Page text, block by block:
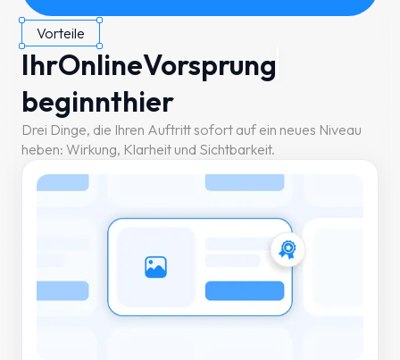
Vorteile
IhrOnlineVorsprung
beginnthier
Drei Dinge, die Ihren Auftritt sofort auf ein neues Niveau
heben: Wirkung, Klarheit und Sichtbarkeit.